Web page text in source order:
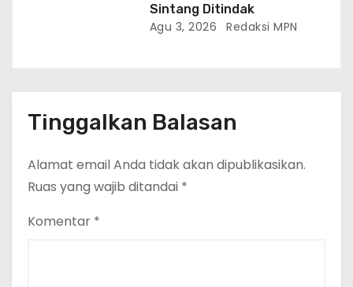
Sintang Ditindak
Agu 3, 2026 Redaksi MPN
Tinggalkan Balasan
Alamat email Anda tidak akan dipublikasikan.
Ruas yang wajib ditandai *
Komentar *